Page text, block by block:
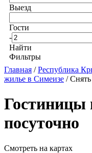
Выезд
Гости
-
Найти
Фильтры
Главная /Республика
жилье в Симеизе /
Гостиницы
посуточно
Смотреть на картах